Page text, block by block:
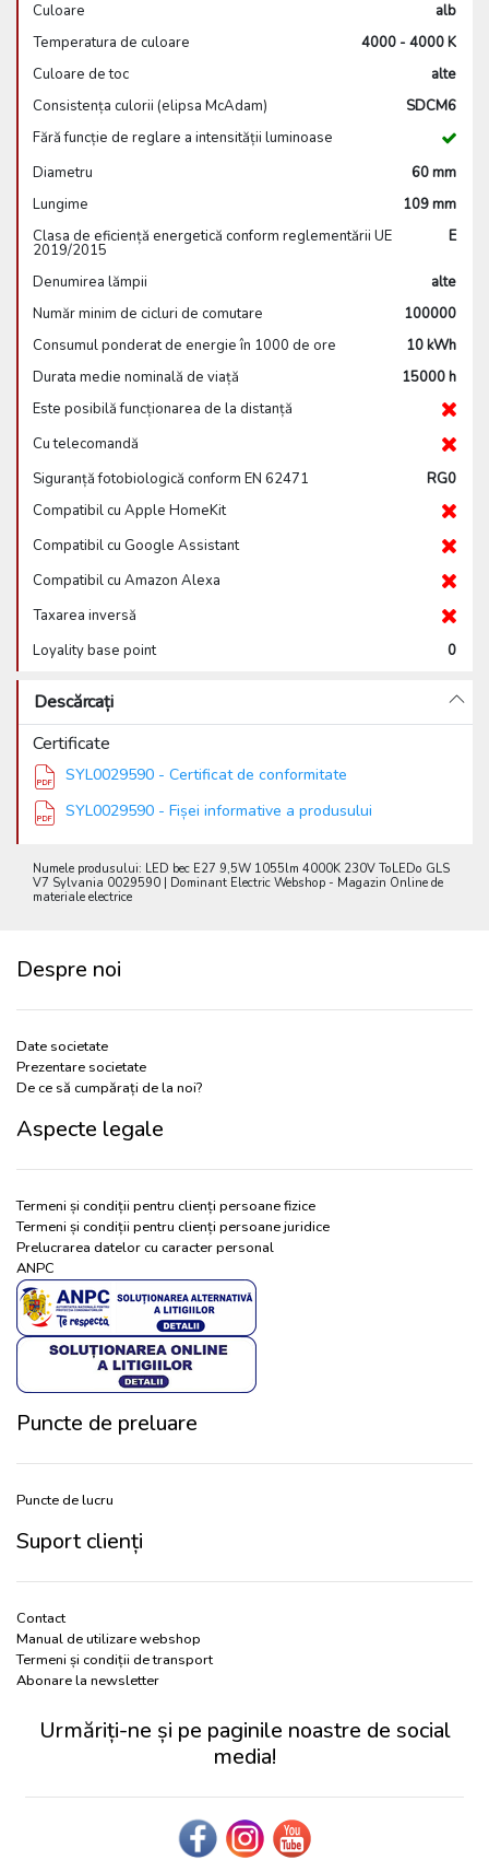
Culoare
alb
Temperatura de culoare
4000 - 4000 K
Culoare de toc
alte
Consistența culorii (elipsa McAdam)
SDCM6
Fără funcție de reglare a intensității luminoase
Diametru
60 mm
Lungime
109 mm
Clasa de eficiență energetică conform reglementării UE
2019/2015
E
Denumirea lămpii
alte
Număr minim de cicluri de comutare
100000
Consumul ponderat de energie în 1000 de ore
10 kWh
Durata medie nominală de viață
15000 h
Este posibilă funcționarea de la distanță
Cu telecomandă
Siguranță fotobiologică conform EN 62471
RG0
Compatibil cu Apple HomeKit
Compatibil cu Google Assistant
Compatibil cu Amazon Alexa
Taxarea inversă
Loyality base point
0
Descărcați
Certificate
SYL0029590 - Certificat de conformitate
SYL0029590 - Fișei informative a produsului
Numele produsului: LED bec E27 9,5W 1055lm 4000K 230V ToLEDo GLS
V7 Sylvania 0029590 | Dominant Electric Webshop - Magazin Online de
materiale electrice
Despre noi
Date societate
Prezentare societate
De ce să cumpărați de la noi?
Aspecte legale
Termeni și condiții pentru clienți persoane fizice
Termeni și condiții pentru clienți persoane juridice
Prelucrarea datelor cu caracter personal
ANPC
Puncte de preluare
Puncte de lucru
Suport clienți
Contact
Manual de utilizare webshop
Termeni și condiții de transport
Abonare la newsletter
Urmăriți-ne și pe paginile noastre de social
media!